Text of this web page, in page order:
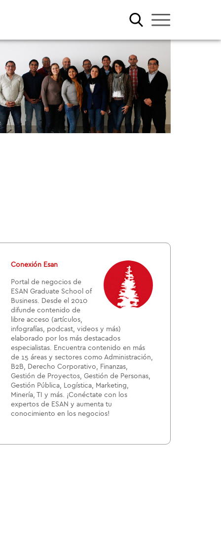
Conexión Esan
Portal de negocios de
ESAN Graduate School of
Business. Desde el 2010
difunde contenido de
libre acceso (artículos,
infografías, podcast, videos y más)
elaborado por los más destacados
especialistas. Encuentra contenido en más
de 15 áreas y sectores como Administración,
B2B, Derecho Corporativo, Finanzas,
Gestión de Proyectos, Gestión de Personas,
Gestión Pública, Logística, Marketing,
Minería, TI y más. ¡Conéctate con los
expertos de ESAN y aumenta tu
conocimiento en los negocios!